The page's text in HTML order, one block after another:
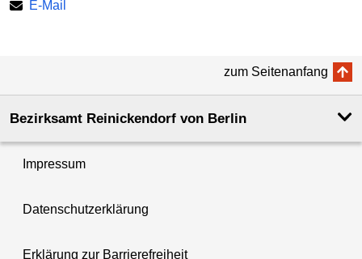
E-Mail
zum Seitenanfang
Bezirksamt Reinickendorf von Berlin
Impressum
Datenschutzerklärung
Erklärung zur Barrierefreiheit